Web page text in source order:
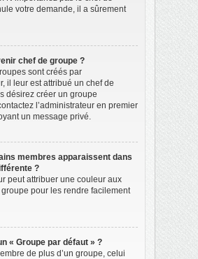
votre demande, il a sûrement
chef de groupe ?
sont créés par
il leur est attribué un chef de
désirez créer un groupe
l’administrateur en premier
un message privé.
membres apparaissent dans
?
peut attribuer une couleur aux
groupe pour les rendre facilement
« Groupe par défaut » ?
de plus d’un groupe, celui